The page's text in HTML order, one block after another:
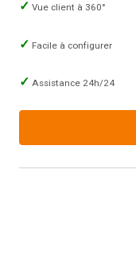
Vue client à 360°
Facile à configurer
Assistance 24h/24